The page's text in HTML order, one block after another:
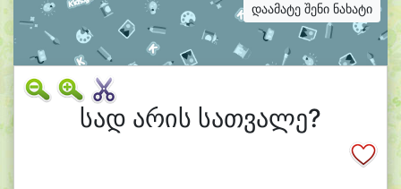
დაამატე შენი ნახატი
სად არის სათვალე?